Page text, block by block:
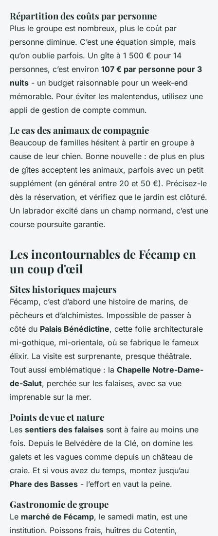
Répartition des coûts par personne
Plus le groupe est nombreux, plus le coût par
personne diminue. C’est une équation simple, mais
qu’on oublie parfois. Un gîte à 1 500 € pour 14
personnes, c’est environ 107 € par personne pour 3
nuits - un budget raisonnable pour un week-end
mémorable. Pour éviter les malentendus, utilisez une
appli de gestion de compte commun.
Le cas des animaux de compagnie
Beaucoup de familles hésitent à partir en groupe à
cause de leur chien. Bonne nouvelle : de plus en plus
de gîtes acceptent les animaux, parfois avec un petit
supplément (en général entre 20 et 50 €). Précisez-le
dès la réservation, et vérifiez que le jardin est clôturé.
Un labrador excité dans un champ normand, c’est une
course poursuite garantie.
Les incontournables de Fécamp en
un coup d'œil
Sites historiques majeurs
Fécamp, c’est d’abord une histoire de marins, de
pêcheurs et d’alchimistes. Impossible de passer à
côté du Palais Bénédictine, cette folie architecturale
mi-gothique, mi-orientale, où se fabrique le fameux
élixir. La visite est surprenante, presque théâtrale.
Tout aussi emblématique : la Chapelle Notre-Dame-
de-Salut, perchée sur les falaises, avec sa vue
imprenable sur la mer.
Points de vue et nature
Les sentiers des falaises sont à faire au moins une
fois. Depuis le Belvédère de la Clé, on domine les
galets et les vagues comme depuis un château de
craie. Et si vous avez du temps, montez jusqu’au
Phare des Basses - l’effort en vaut la peine.
Gastronomie de groupe
Le marché de Fécamp, le samedi matin, est une
institution. Poissons frais, huîtres du Cotentin,